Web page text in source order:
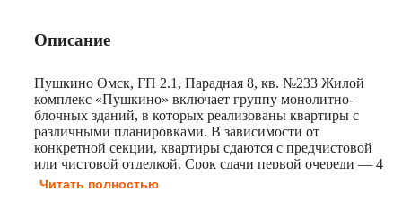
Описание
Пушкино Омск, ГП 2.1, Парадная 8, кв. №233 Жилой
комплекс «Пушкино» включает группу монолитно-
блочных зданий, в которых реализованы квартиры с
различными планировками. В зависимости от
конкретной секции, квартиры сдаются с предчистовой
или чистовой отделкой. Срок сдачи первой очереди — 4
квартал 2026 года (ГП-1.1 и ГП-2.1). Территория жилого
Читать полностью